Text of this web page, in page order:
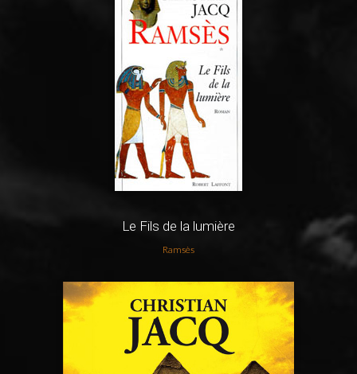
Le Fils de la lumière
Ramsès